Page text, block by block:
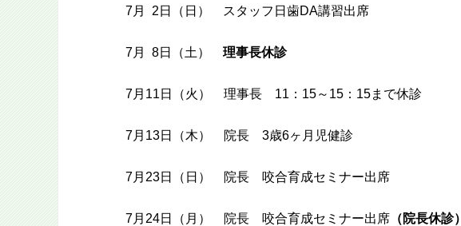
7月 2日（日） スタッフ日歯DA講習出席
7月 8日（土） 理事長休診
7月11日（火） 理事長 11：15～15：15まで休診
7月13日（木） 院長 3歳6ヶ月児健診
7月23日（日） 院長 咬合育成セミナー出席
7月24日（月） 院長 咬合育成セミナー出席 （院長休診）